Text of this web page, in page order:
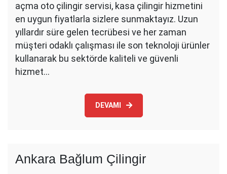
açma oto çilingir servisi, kasa çilingir hizmetini
en uygun fiyatlarla sizlere sunmaktayız. Uzun
yıllardır süre gelen tecrübesi ve her zaman
müşteri odaklı çalışması ile son teknoloji ürünler
kullanarak bu sektörde kaliteli ve güvenli
hizmet…
DEVAMI
Ankara Bağlum Çilingir